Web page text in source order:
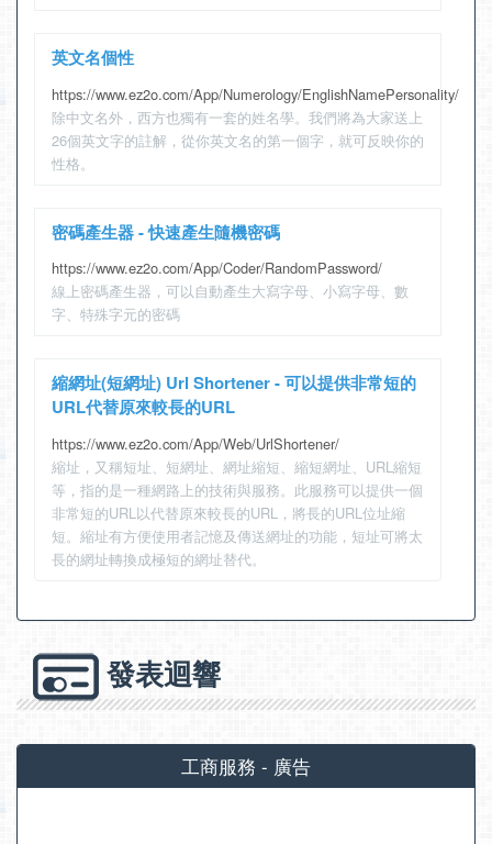
英文名個性
https://www.ez2o.com/App/Numerology/EnglishNamePersonality/
除中文名外，西方也獨有一套的姓名學。我們將為大家送上
26個英文字的註解，從你英文名的第一個字，就可反映你的
性格。
密碼產生器 - 快速產生隨機密碼
https://www.ez2o.com/App/Coder/RandomPassword/
線上密碼產生器，可以自動產生大寫字母、小寫字母、數
字、特殊字元的密碼
縮網址(短網址) Url Shortener - 可以提供非常短的
URL代替原來較長的URL
https://www.ez2o.com/App/Web/UrlShortener/
縮址，又稱短址、短網址、網址縮短、縮短網址、URL縮短
等，指的是一種網路上的技術與服務。此服務可以提供一個
非常短的URL以代替原來較長的URL，將長的URL位址縮
短。縮址有方便使用者記憶及傳送網址的功能，短址可將太
長的網址轉換成極短的網址替代。
發表迴響
工商服務 - 廣告